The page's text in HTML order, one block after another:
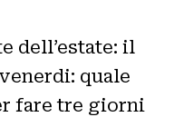
dell’estate: il
quale
fare tre giorni